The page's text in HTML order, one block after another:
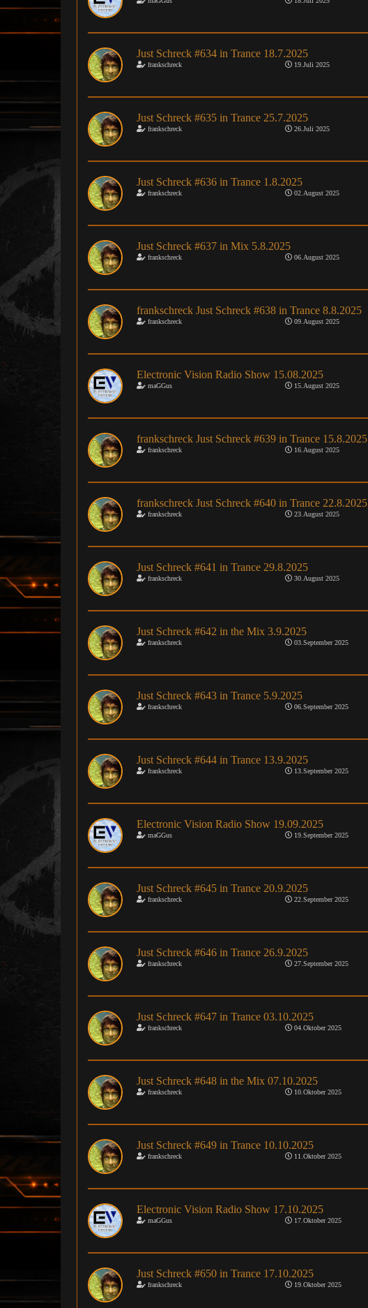
Just Schreck #634 in Trance 18.7.2025
frankschreck 19.Juli 2025
Just Schreck #635 in Trance 25.7.2025
frankschreck 26.Juli 2025
Just Schreck #636 in Trance 1.8.2025
frankschreck 02.August 2025
Just Schreck #637 in Mix 5.8.2025
frankschreck 06.August 2025
frankschreck Just Schreck #638 in Trance 8.8.2025
frankschreck 09.August 2025
Electronic Vision Radio Show 15.08.2025
maGGus 15.August 2025
frankschreck Just Schreck #639 in Trance 15.8.2025
frankschreck 16.August 2025
frankschreck Just Schreck #640 in Trance 22.8.2025
frankschreck 23.August 2025
Just Schreck #641 in Trance 29.8.2025
frankschreck 30.August 2025
Just Schreck #642 in the Mix 3.9.2025
frankschreck 03.September 2025
Just Schreck #643 in Trance 5.9.2025
frankschreck 06.September 2025
Just Schreck #644 in Trance 13.9.2025
frankschreck 13.September 2025
Electronic Vision Radio Show 19.09.2025
maGGus 19.September 2025
Just Schreck #645 in Trance 20.9.2025
frankschreck 22.September 2025
Just Schreck #646 in Trance 26.9.2025
frankschreck 27.September 2025
Just Schreck #647 in Trance 03.10.2025
frankschreck 04.Oktober 2025
Just Schreck #648 in the Mix 07.10.2025
frankschreck 10.Oktober 2025
Just Schreck #649 in Trance 10.10.2025
frankschreck 11.Oktober 2025
Electronic Vision Radio Show 17.10.2025
maGGus 17.Oktober 2025
Just Schreck #650 in Trance 17.10.2025
frankschreck 19.Oktober 2025